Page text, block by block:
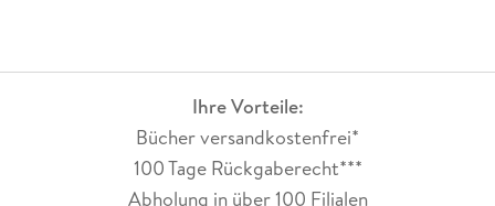
Ihre Vorteile:
Bücher versandkostenfrei*
100 Tage Rückgaberecht***
Abholung in über 100 Filialen